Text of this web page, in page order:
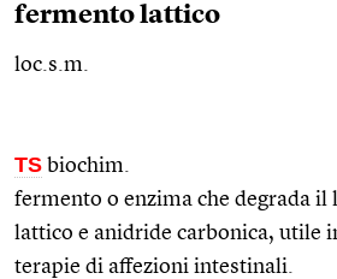
fermento lattico
loc.s.m.
TS biochim.
fermento o enzima che degrada il
lattico e anidride carbonica, utile
terapie di affezioni intestinali.